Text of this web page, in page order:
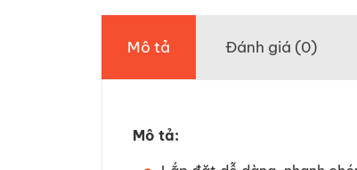
Mô tả Đánh giá (0)
Mô tả: